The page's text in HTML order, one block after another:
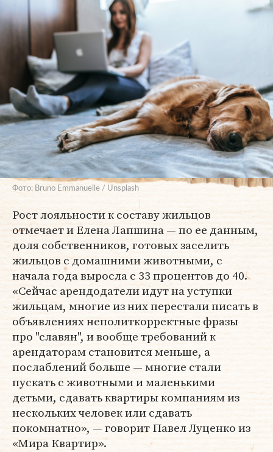
Фото: Bruno Emmanuelle / Unsplash
Рост лояльности к составу жильцов
отмечает и Елена Лапшина — по ее данным,
доля собственников, готовых заселить
жильцов с домашними животными, с
начала года выросла с 33 процентов до 40.
«Сейчас арендодатели идут на уступки
жильцам, многие из них перестали писать в
объявлениях неполиткорректные фразы
про "славян", и вообще требований к
арендаторам становится меньше, а
послаблений больше — многие стали
пускать с животными и маленькими
детьми, сдавать квартиры компаниям из
нескольких человек или сдавать
покомнатно», — говорит Павел Луценко из
«Мира Квартир».